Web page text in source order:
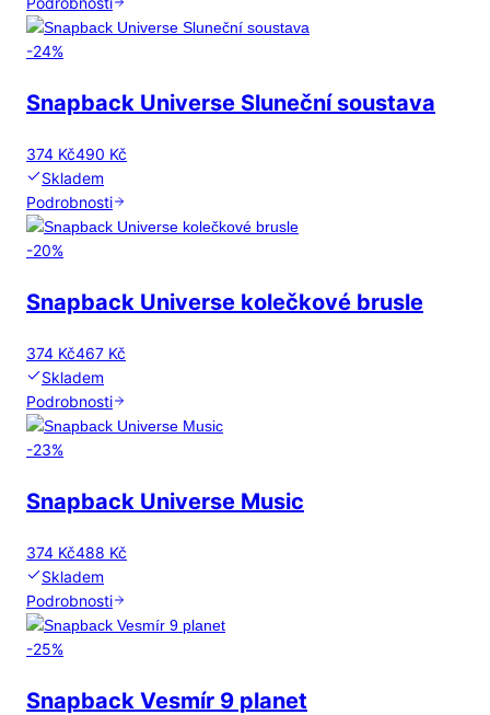
-24%
Snapback Universe Sluneční soustava
374 Kč490 Kč
Skladem
Podrobnosti
-20%
Snapback Universe kolečkové brusle
374 Kč467 Kč
Skladem
Podrobnosti
-23%
Snapback Universe Music
374 Kč488 Kč
Skladem
Podrobnosti
-25%
Snapback Vesmír 9 planet